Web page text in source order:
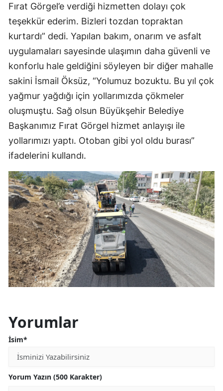
Fırat Görgel’e verdiği hizmetten dolayı çok
teşekkür ederim. Bizleri tozdan topraktan
kurtardı” dedi. Yapılan bakım, onarım ve asfalt
uygulamaları sayesinde ulaşımın daha güvenli ve
konforlu hale geldiğini söyleyen bir diğer mahalle
sakini İsmail Öksüz, “Yolumuz bozuktu. Bu yıl çok
yağmur yağdığı için yollarımızda çökmeler
oluşmuştu. Sağ olsun Büyükşehir Belediye
Başkanımız Fırat Görgel hizmet anlayışı ile
yollarımızı yaptı. Otoban gibi yol oldu burası”
ifadelerini kullandı.
Yorumlar
İsim*
Yorum Yazın (500 Karakter)